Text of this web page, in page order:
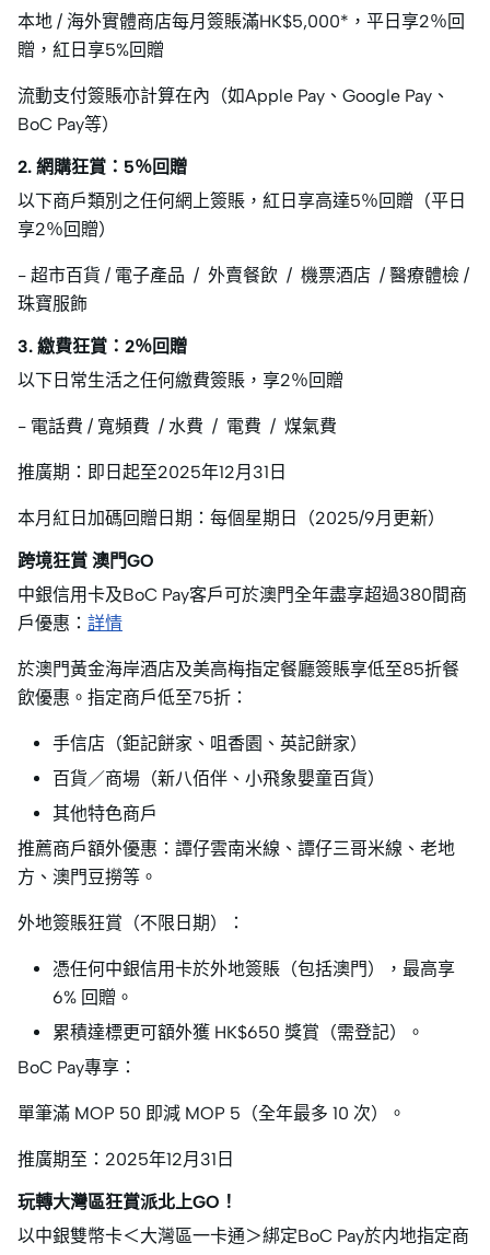
本地 / 海外實體商店每月簽賬滿HK$5,000*，平日享2％回
贈，紅日享5%回贈
流動支付簽賬亦計算在內（如Apple Pay、Google Pay、
BoC Pay等）
2. 網購狂賞：5％回贈
以下商戶類別之任何網上簽賬，紅日享高達5％回贈（平日
享2％回贈）
- 超市百貨 / 電子產品 / 外賣餐飲 / 機票酒店 / 醫療體檢 /
珠寶服飾
3. 繳費狂賞：2％回贈
以下日常生活之任何繳費簽賬，享2％回贈
- 電話費 / 寬頻費 / 水費 / 電費 / 煤氣費
推廣期：即日起至2025年12月31日
本月紅日加碼回贈日期：每個星期日（2025/9月更新）
跨境狂賞 澳門GO
中銀信用卡及BoC Pay客戶可於澳門全年盡享超過380間商
戶優惠： 詳情
於澳門黃金海岸酒店及美高梅指定餐廳簽賬享低至85折餐
飲優惠。指定商戶低至75折：
手信店（鉅記餅家、咀香園、英記餅家）
百貨／商場（新八佰伴、小飛象嬰童百貨）
其他特色商戶
推薦商戶額外優惠：譚仔雲南米線、譚仔三哥米線、老地
方、澳門豆撈等。
外地簽賬狂賞（不限日期）：
憑任何中銀信用卡於外地簽賬（包括澳門），最高享
6% 回贈。
累積達標更可額外獲 HK$650 獎賞（需登記）。
BoC Pay專享：
單筆滿 MOP 50 即減 MOP 5（全年最多 10 次）。
推廣期至：2025年12月31日
玩轉大灣區狂賞派北上GO！
以中銀雙幣卡＜大灣區一卡通＞綁定BoC Pay於内地指定商